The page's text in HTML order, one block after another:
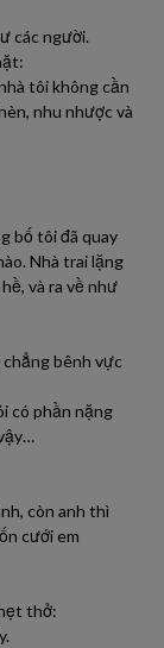
các người.
tôi không cần
nhu nhược và
bố tôi đã quay
Nhà trai lặng
và ra về như
chẳng bênh vực
có phần nặng
còn anh thì
cưới em
thở: